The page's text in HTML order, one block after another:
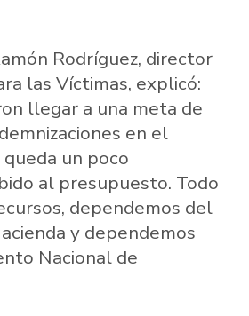
Rodríguez, director
las Víctimas, explicó:
llegar a una meta de
en el
un poco
al presupuesto. Todo
dependemos del
y dependemos
Nacional de